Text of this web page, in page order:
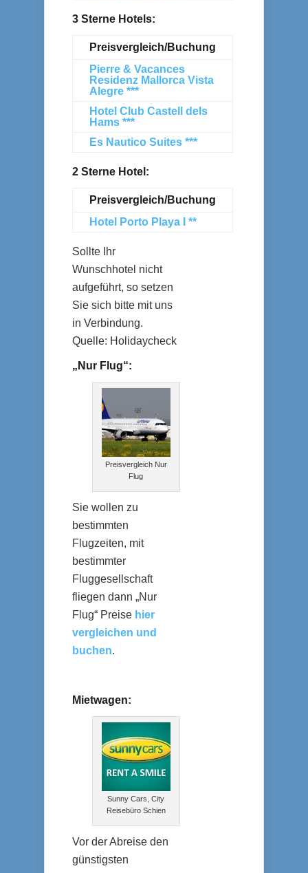
3 Sterne Hotels:
Preisvergleich/Buchung
Pierre & Vacances
Residenz Mallorca Vista
Alegre ***
Hotel Club Castell dels
Hams ***
Es Nautico Suites ***
2 Sterne Hotel:
Preisvergleich/Buchung
Hotel Porto Playa I **
Sollte Ihr
Wunschhotel nicht
aufgeführt, so setzen
Sie sich bitte mit uns
in Verbindung.
Quelle: Holidaycheck
„Nur Flug“:
Preisvergleich Nur
Flug
Sie wollen zu
bestimmten
Flugzeiten, mit
bestimmter
Fluggesellschaft
fliegen dann „Nur
Flug“ Preise hier
vergleichen und
buchen.
Mietwagen:
Sunny Cars, City
Reisebüro Schien
Vor der Abreise den
günstigsten